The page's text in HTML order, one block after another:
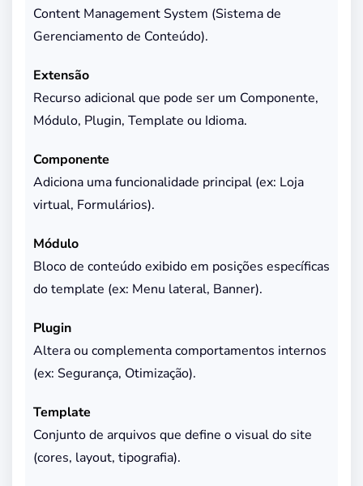
Content Management System (Sistema de
Gerenciamento de Conteúdo).
Extensão
Recurso adicional que pode ser um Componente,
Módulo, Plugin, Template ou Idioma.
Componente
Adiciona uma funcionalidade principal (ex: Loja
virtual, Formulários).
Módulo
Bloco de conteúdo exibido em posições específicas
do template (ex: Menu lateral, Banner).
Plugin
Altera ou complementa comportamentos internos
(ex: Segurança, Otimização).
Template
Conjunto de arquivos que define o visual do site
(cores, layout, tipografia).